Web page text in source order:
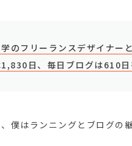
のフリーランスデザイナ
日、毎日ブログは610
僕はランニングとブログの